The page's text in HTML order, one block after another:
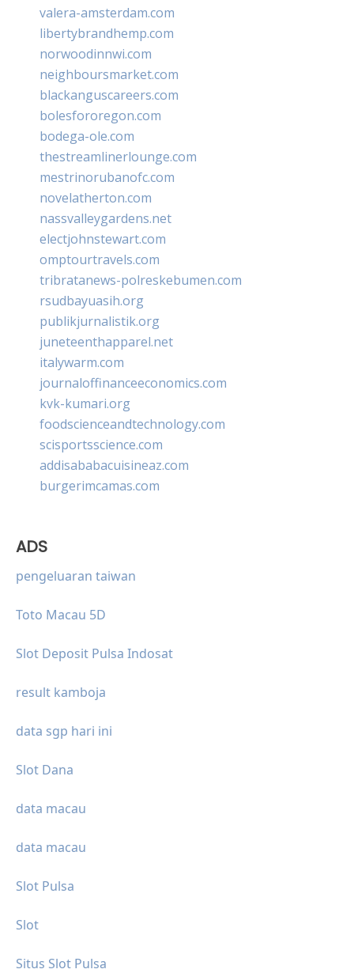
valera-amsterdam.com
libertybrandhemp.com
norwoodinnwi.com
neighboursmarket.com
blackanguscareers.com
bolesfororegon.com
bodega-ole.com
thestreamlinerlounge.com
mestrinorubanofc.com
novelatherton.com
nassvalleygardens.net
electjohnstewart.com
omptourtravels.com
tribratanews-polreskebumen.com
rsudbayuasih.org
publikjurnalistik.org
juneteenthapparel.net
italywarm.com
journaloffinanceeconomics.com
kvk-kumari.org
foodscienceandtechnology.com
scisportsscience.com
addisababacuisineaz.com
burgerimcamas.com
ADS
pengeluaran taiwan
Toto Macau 5D
Slot Deposit Pulsa Indosat
result kamboja
data sgp hari ini
Slot Dana
data macau
data macau
Slot Pulsa
Slot
Situs Slot Pulsa